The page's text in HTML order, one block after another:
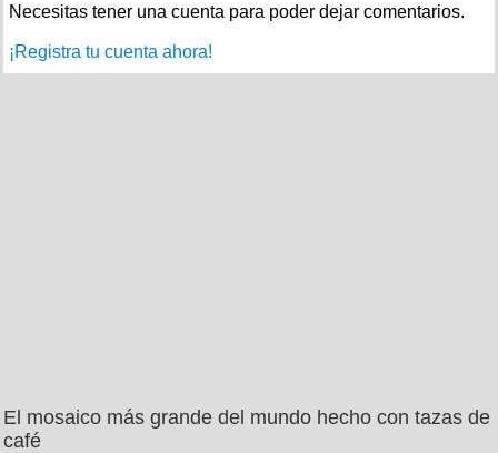
Necesitas tener una cuenta para poder dejar comentarios.
¡Registra tu cuenta ahora!
El mosaico más grande del mundo hecho con tazas de
café